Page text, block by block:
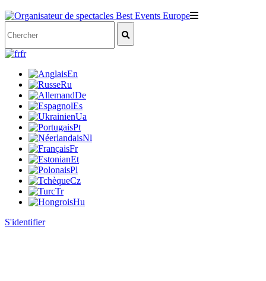
fr
En
Ru
De
Es
Ua
Pt
Nl
Fr
Et
Pl
Cz
Tr
Hu
S'identifier